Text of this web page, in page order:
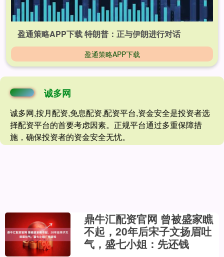
盈通策略APP下载 特朗普：正与伊朗进行对话
盈通策略APP下载
诚多网
诚多网,按月配资,免息配资,配资平台,资金安全是投资者选
择配资平台的首要考虑因素。正规平台通过多重保障措
施，确保投资者的资金安全无忧。
鼎牛汇配资官网 曾被盛家瞧
不起，20年后宋子文扬眉吐
气，盛七小姐：先还钱